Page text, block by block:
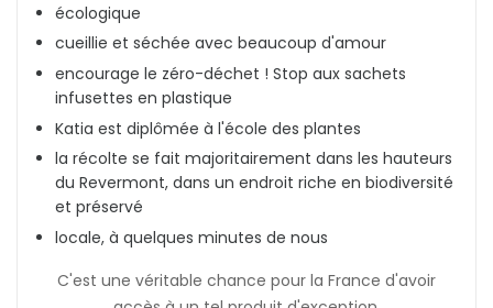
écologique
cueillie et séchée avec beaucoup d'amour
encourage le zéro-déchet ! Stop aux sachets
infusettes en plastique
Katia est diplômée à l'école des plantes
la récolte se fait majoritairement dans les hauteurs
du Revermont, dans un endroit riche en biodiversité
et préservé
locale, à quelques minutes de nous
C'est une véritable chance pour la France d'avoir